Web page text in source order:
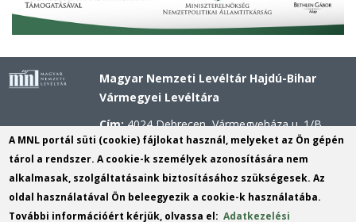
Magyar Nemzeti Levéltár Hajdú-Bihar
Vármegyei Levéltára
Cím:4024 Debrecen, Vármegyeháza u. 1/B.
Telefon:+36 52 503 296 (Titkárság), +36 52
503 297 (Kutatószolgálat)
Mobil:+36 20 311 4621 (Központi Kutató), +36
20 311 2556 (Kossuth utcai Kutató), +36 30 637
A MNL portál süti (cookie) fájlokat használ, melyeket az Ön gépén
tárol a rendszer. A cookie-k személyek azonosítására nem
alkalmasak, szolgáltatásaink biztosításához szükségesek. Az
oldal használatával Ön beleegyezik a cookie-k használatába.
További információért kérjük, olvassa el:Adatkezelési